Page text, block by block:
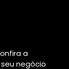
a
negócio